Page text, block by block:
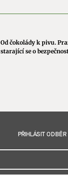
Od čokolády k pivu.
starající se o
PŘIHLÁSIT ODBĚR